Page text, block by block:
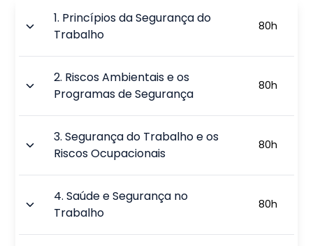
1. Princípios da Segurança do
Trabalho
80h
2. Riscos Ambientais e os
Programas de Segurança
80h
3.Segurança do Trabalho e os
Riscos Ocupacionais
80h
4.Saúde e Segurança no
Trabalho
80h